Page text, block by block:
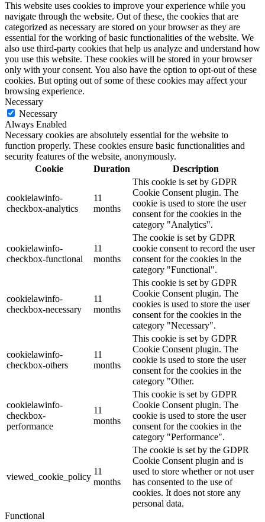
This website uses cookies to improve your experience while you
navigate through the website. Out of these, the cookies that are
categorized as necessary are stored on your browser as they are
essential for the working of basic functionalities of the website. We
also use third-party cookies that help us analyze and understand how
you use this website. These cookies will be stored in your browser
only with your consent. You also have the option to opt-out of these
cookies. But opting out of some of these cookies may affect your
browsing experience.
Necessary
Necessary
Always Enabled
Necessary cookies are absolutely essential for the website to
function properly. These cookies ensure basic functionalities and
security features of the website, anonymously.
Cookie
Duration Description
cookielawinfo-
checkbox-analytics
11
months
This cookie is set by GDPR
Cookie Consent plugin. The
cookie is used to store the user
consent for the cookies in the
category "Analytics".
cookielawinfo-
checkbox-functional
11
months
The cookie is set by GDPR
cookie consent to record the user
consent for the cookies in the
category "Functional".
cookielawinfo-
checkbox-necessary
11
months
This cookie is set by GDPR
Cookie Consent plugin. The
cookies is used to store the user
consent for the cookies in the
category "Necessary".
cookielawinfo-
checkbox-others
11
months
This cookie is set by GDPR
Cookie Consent plugin. The
cookie is used to store the user
consent for the cookies in the
category "Other.
cookielawinfo-
checkbox-
performance
11
months
This cookie is set by GDPR
Cookie Consent plugin. The
cookie is used to store the user
consent for the cookies in the
category "Performance".
viewed_cookie_policy
11
months
The cookie is set by the GDPR
Cookie Consent plugin and is
used to store whether or not user
has consented to the use of
cookies. It does not store any
personal data.
Functional